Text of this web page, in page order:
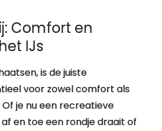
Comfort en
IJs
is de juiste
voor zowel comfort als
je nu een recreatieve
en toe een rondje draait of